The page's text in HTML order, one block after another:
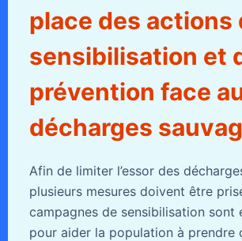
place des actions
sensibilisation et
prévention face
décharges
Afin de limiter l’essor des
plusieurs mesures doivent être
campagnes de sensibilisation sont
pour aider la population à prendre